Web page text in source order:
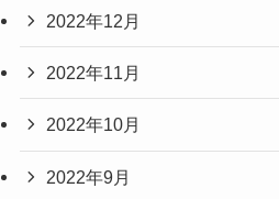
2022年12月
2022年11月
2022年10月
2022年9月